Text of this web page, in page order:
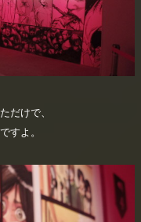
だけで、
すよ。